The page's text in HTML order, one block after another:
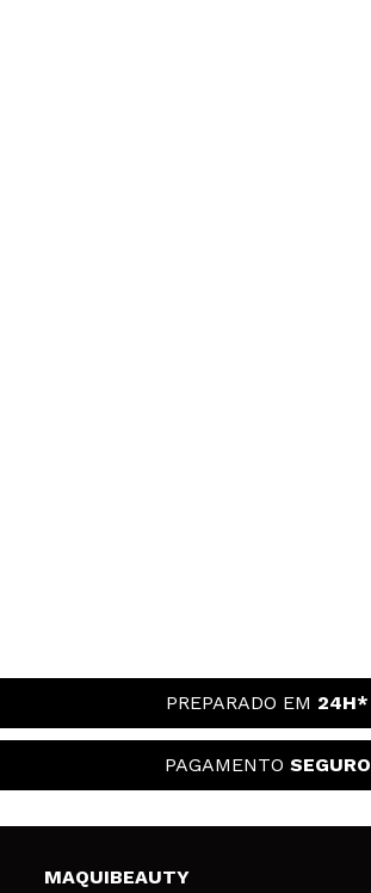
PREPARADO EM 24H*
PAGAMENTO SEGURO
MAQUIBEAUTY